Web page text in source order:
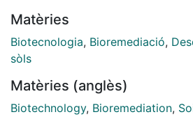
polycyclic aromatic hydrocarbons
Bioremediation, which utilizes the
biodegradative capacities of soil
the natural functions of soil.
has increased dramatically during
Matèries
Biotecnologia, Bioremediació,
sòls
Matèries (anglès)
Biotechnology, Bioremediation,